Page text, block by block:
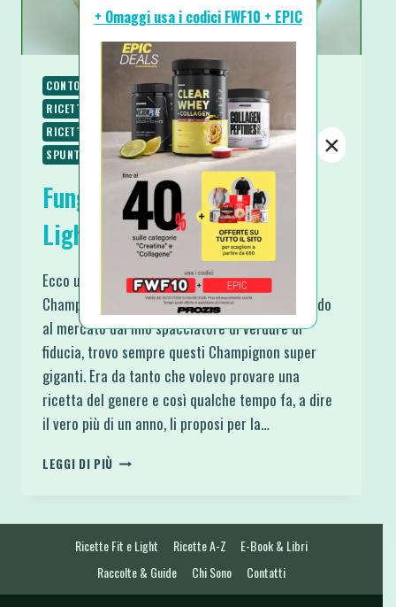
CONTORNI RICETTE
RICETTE LOW CARB
RICETTE PROTEICHE
RICETTE SALATE
RICETTE SENZA GLUTINE
SECONDI
SPUNTINI E SNACKS
Funghi Champignon Ripieni
Light e Proteici
Ecco una ricettina davvero sfiziosa: Funghi
Champignon Ripieni Light e Proteici. Quando vado
al mercato dal mio spacciatore di verdure di
fiducia, trovo sempre questi Champignon super
giganti. Era da tanto che volevo provare una
ricetta del genere e così qualche tempo fa, a dire
il vero più di un anno, li proposi per la…
LEGGI DI PIÙ FUNGHI
PROTEICI
Ricette Fit e Light Ricette A-Z
E-Book & Libri
Raccolte & Guide
Chi Sono Contatti
+ Omaggi usa i codici FWF10 + EPIC
×